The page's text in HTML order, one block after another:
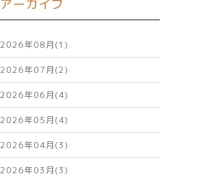
アーカイブ
2026年08月(1)
2026年07月(2)
2026年06月(4)
2026年05月(4)
2026年04月(3)
2026年03月(3)